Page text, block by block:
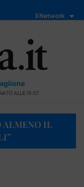
Il Network
ALLE 19:07
ALMENO IL